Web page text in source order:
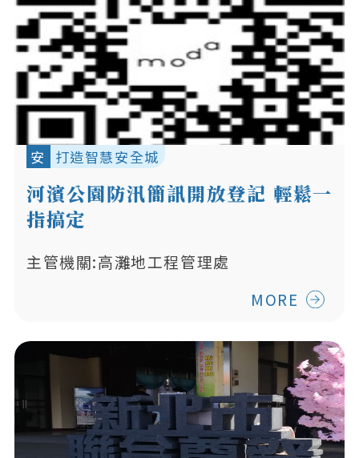
安 打造智慧安全城
河濱公園防汛簡訊開放登記 輕鬆一
指搞定
主管機關:高灘地工程管理處
MORE